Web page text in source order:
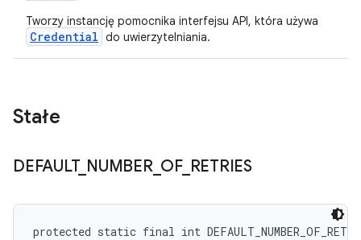
Tworzy instancję pomocnika interfejsu API, która używa
Credential do uwierzytelniania.
Stałe
DEFAULT_ NUMBER_ OF_ RETRIES
protected static final int